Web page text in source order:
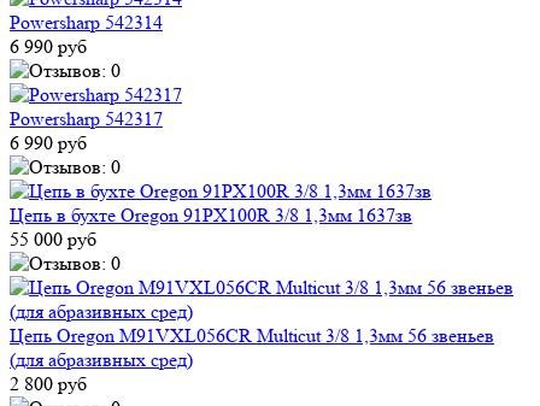
Powersharp 542314
6 990 руб
Powersharp 542317
6 990 руб
Цепь в бухте Oregon 91PX100R 3/8 1,3мм 1637зв
55 000 руб
Цепь Oregon M91VXL056CR Multicut 3/8 1,3мм 56 звеньев
(для абразивных сред)
2 800 руб